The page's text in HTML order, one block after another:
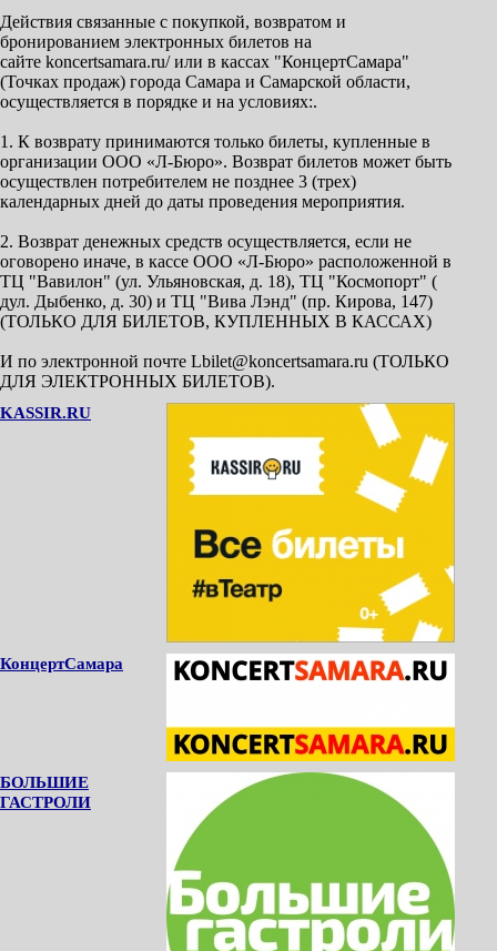
Действия связанные с покупкой, возвратом и
бронированием электронных билетов на
сайте koncertsamara.ru/ или в кассах "КонцертСамара"
(Точках продаж) города Самара и Самарской области,
осуществляется в порядке и на условиях:.
1. К возврату принимаются только билеты, купленные в
организации ООО «Л-Бюро». Возврат билетов может быть
осуществлен потребителем не позднее 3 (трех)
календарных дней до даты проведения мероприятия.
2. Возврат денежных средств осуществляется, если не
оговорено иначе, в кассе ООО «Л-Бюро» расположенной в
ТЦ "Вавилон" (ул. Ульяновская, д. 18), ТЦ "Космопорт" (
дул. Дыбенко, д. 30) и ТЦ "Вива Лэнд" (пр. Кирова, 147)
(ТОЛЬКО ДЛЯ БИЛЕТОВ, КУПЛЕННЫХ В КАССАХ)
И по электронной почте Lbilet@koncertsamara.ru (ТОЛЬКО
ДЛЯ ЭЛЕКТРОННЫХ БИЛЕТОВ).
KASSIR.RU
КонцертСамара
БОЛЬШИЕ
ГАСТРОЛИ